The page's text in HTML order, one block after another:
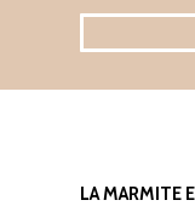
LA MARMITE